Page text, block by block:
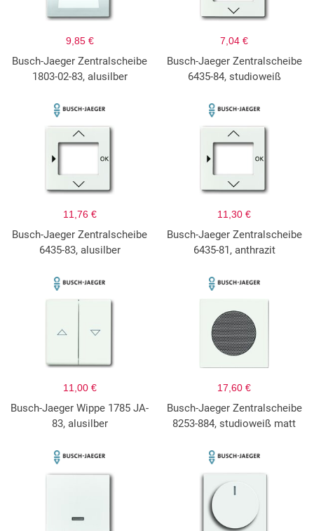
9,85 €
Busch-Jaeger Zentralscheibe
1803-02-83, alusilber
7,04 €
Busch-Jaeger Zentralscheibe
6435-84, studioweiß
11,76 €
Busch-Jaeger Zentralscheibe
6435-83, alusilber
11,30 €
Busch-Jaeger Zentralscheibe
6435-81, anthrazit
11,00 €
Busch-Jaeger Wippe 1785 JA-
83, alusilber
17,60 €
Busch-Jaeger Zentralscheibe
8253-884, studioweiß matt